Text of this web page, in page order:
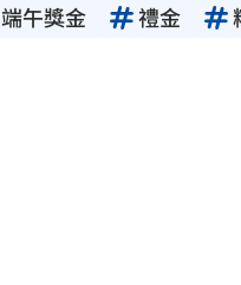
端午獎金 禮金